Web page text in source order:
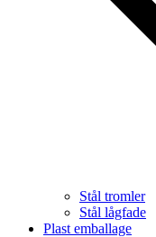
Stål tromler
Stål lågfade
Plast emballage